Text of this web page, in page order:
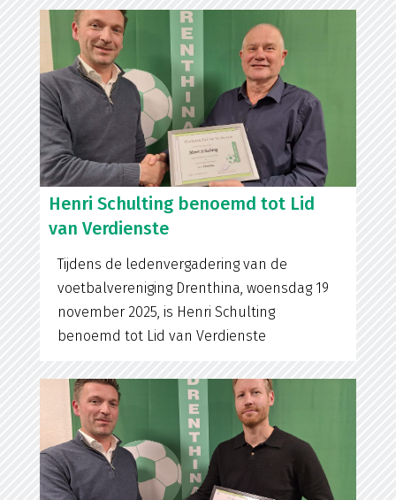
Henri Schulting benoemd tot Lid
van Verdienste
Tijdens de ledenvergadering van de
voetbalvereniging Drenthina, woensdag 19
november 2025, is Henri Schulting
benoemd tot Lid van Verdienste